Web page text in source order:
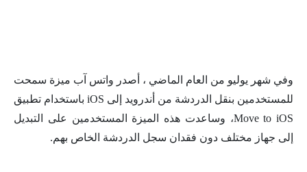
وفي شهر يوليو من العام الماضي ، أصدر واتس آب ميزة سمحت
للمستخدمين بنقل الدردشة من أندرويد إلى iOS باستخدام تطبيق
Move to iOS، وساعدت هذه الميزة المستخدمين على التبديل
إلى جهاز مختلف دون فقدان سجل الدردشة الخاص بهم.